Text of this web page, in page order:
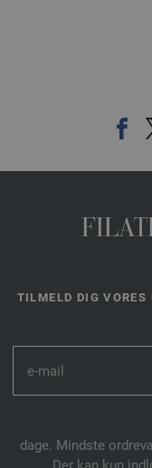
TILMELD DIG VORES
dage. Mindste